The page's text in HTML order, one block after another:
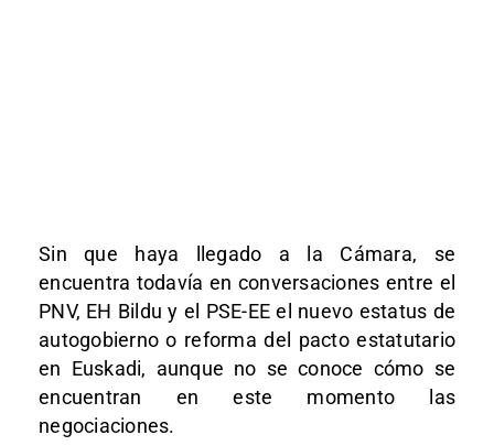
Sin que haya llegado a la Cámara, se
encuentra todavía en conversaciones entre el
PNV, EH Bildu y el PSE-EE el nuevo estatus de
autogobierno o reforma del pacto estatutario
en Euskadi, aunque no se conoce cómo se
encuentran en este momento las
negociaciones.